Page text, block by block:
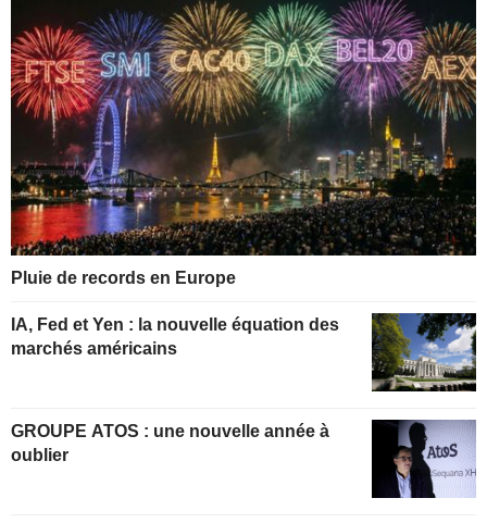
Pluie de records en Europe
IA, Fed et Yen : la nouvelle équation des
marchés américains
GROUPE ATOS : une nouvelle année à
oublier